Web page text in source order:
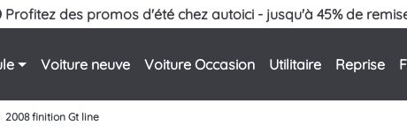
Profitez des promos d'été chez autoici - jusqu'à 45% de
Voiture neuve Voiture Occasion Utilitaire Reprise
› 2008 finition Gt line